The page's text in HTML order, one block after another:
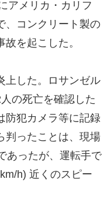
アメリカ・カリフ
、コンクリート製の
を起こした。
上した。ロサンゼル
の死亡を確認した
防犯カメラ等に記録
判ったことは、現場
あったが、運転手で
h) 近くのスピー